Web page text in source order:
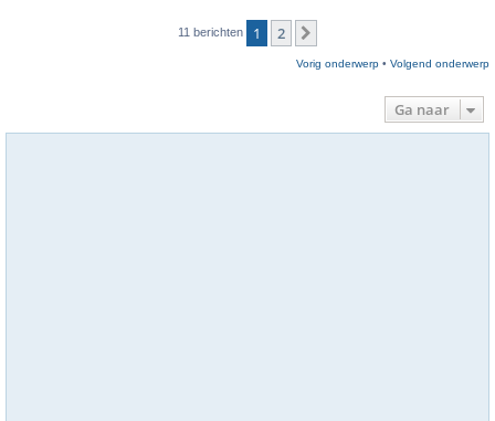
11 berichten 1 2
Vorig onderwerp • Volgend onderwerp
Ga naar